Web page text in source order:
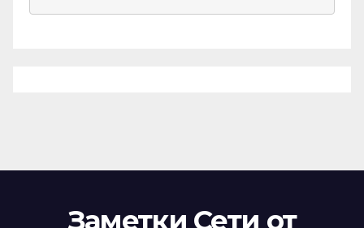
Заметки Сети от